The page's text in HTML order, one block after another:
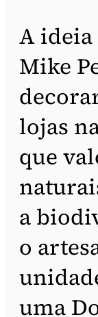
A
Mike
lojas
que
a
o
uma